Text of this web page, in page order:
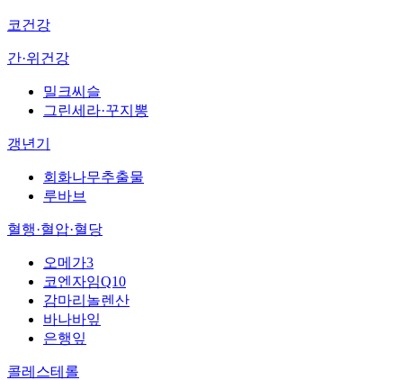
코건강
간·위건강
밀크씨슬
그린세라·꾸지뽕
갱년기
회화나무추출물
루바브
혈행·혈압·혈당
오메가3
코엔자임Q10
감마리놀렌산
바나바잎
은행잎
콜레스테롤